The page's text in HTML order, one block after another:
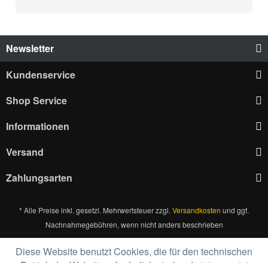
Newsletter
Kundenservice
Shop Service
Informationen
Versand
Zahlungsarten
* Alle Preise inkl. gesetzl. Mehrwertsteuer zzgl. Versandkosten und ggf.
Nachnahmegebühren, wenn nicht anders beschrieben
Diese Website benutzt Cookies, die für den technischen